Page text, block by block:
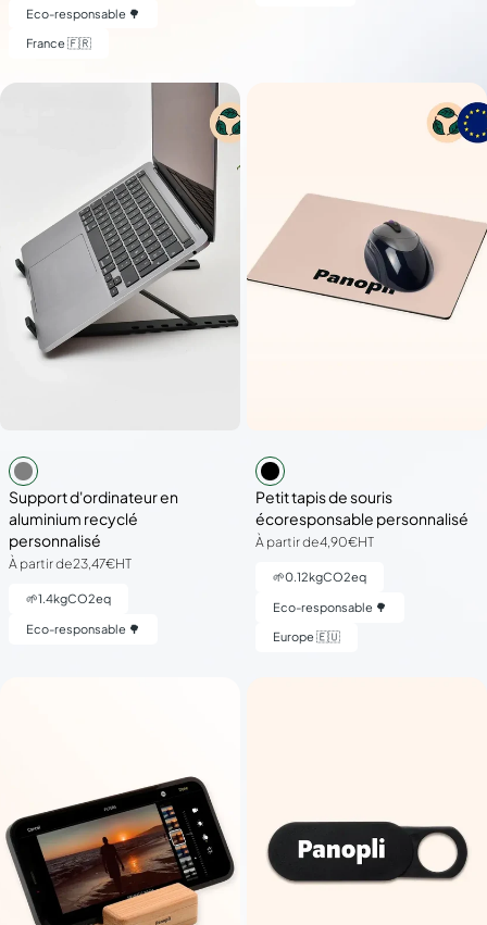
Eco-responsable 🌳
France 🇫🇷
Support d'ordinateur en
aluminium recyclé
personnalisé
À partir de23,47€HT
🌱1.4kgCO2eq
Eco-responsable 🌳
Petit tapis de souris
écoresponsable personnalisé
À partir de4,90€HT
🌱0.12kgCO2eq
Eco-responsable 🌳
Europe 🇪🇺